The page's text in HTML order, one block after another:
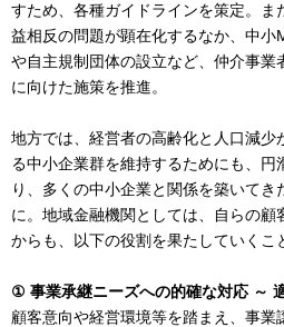
すため、各種ガイドラインを策定。ま
益相反の問題が顕在化するなか、中小
や自主規制団体の設立など、仲介事業
に向けた施策を推進。
地方では、経営者の高齢化と人口減少
る中小企業群を維持するためにも、円
り、多くの中小企業と関係を築いて
に。地域金融機関としては、自らの顧
からも、以下の役割を果たしていくこ
① 事業承継ニーズへの的確な対応 ～
顧客意向や経営環境等を踏まえ、事業